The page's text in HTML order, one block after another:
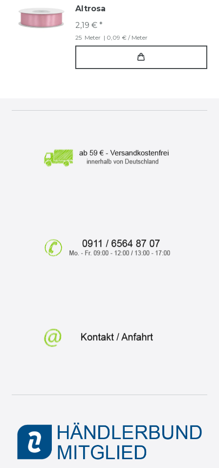
Altrosa
2,19 € *
25 Meter | 0,09 € / Meter